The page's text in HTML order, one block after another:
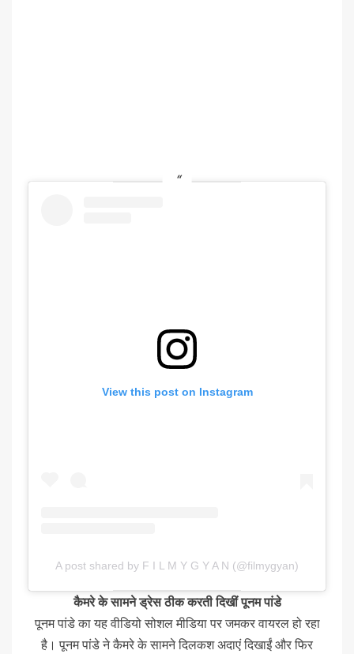
View this post on Instagram
A post shared by F I L M Y G Y A N (@filmygyan)
कैमरे के सामने ड्रेस ठीक करती दिखीं पूनम पांडे
पूनम पांडे का यह वीडियो सोशल मीडिया पर जमकर वायरल हो रहा
है। पूनम पांडे ने कैमरे के सामने दिलकश अदाएं दिखाईं और फिर